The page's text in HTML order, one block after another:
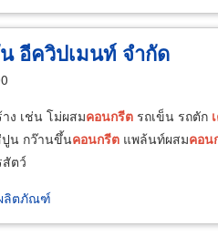
อีควิปเมนท์ จำกัด
ง เช่น โม่ผสมคอนกรีต รถเข็น รถตัก
ปูน กว๊านขึ้นคอนกรีต แพล้นท์ผสมคอน
ตว์
ลิตภัณฑ์